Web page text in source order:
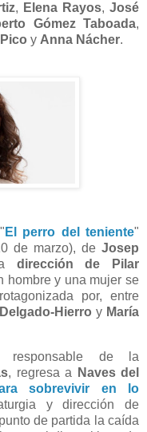
, Elena Rayos, José
Gómez Taboada,
y Anna Nácher.
El perro del teniente"
de marzo), de Josep
dirección de Pilar
hombre y una mujer se
por, entre
Hierro y María
responsable de la
, regresa a Naves del
sobrevivir en lo
y dirección de
de partida la caída